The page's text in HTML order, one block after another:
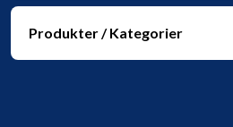
Produkter / Kategorier